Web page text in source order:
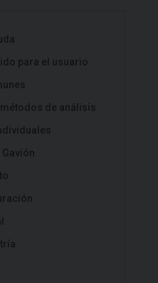
para el usuario
métodos de análisis